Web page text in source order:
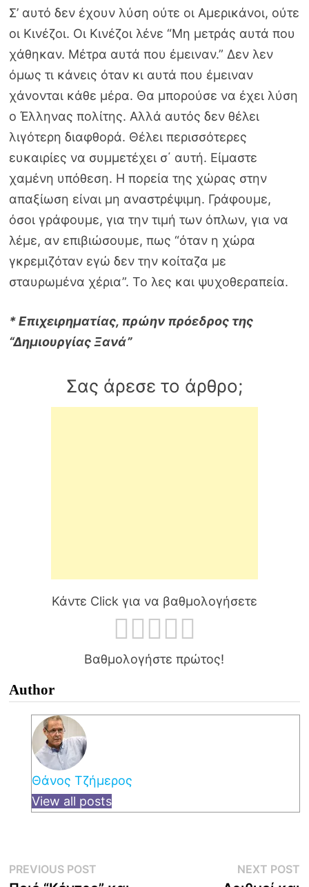
Σ’ αυτό δεν έχουν λύση ούτε οι Αμερικάνοι, ούτε
οι Κινέζοι. Οι Κινέζοι λένε “Μη μετράς αυτά που
χάθηκαν. Μέτρα αυτά που έμειναν.” Δεν λεν
όμως τι κάνεις όταν κι αυτά που έμειναν
χάνονται κάθε μέρα. Θα μπορούσε να έχει λύση
ο Έλληνας πολίτης. Αλλά αυτός δεν θέλει
λιγότερη διαφθορά. Θέλει περισσότερες
ευκαιρίες να συμμετέχει σ΄ αυτή. Είμαστε
χαμένη υπόθεση. Η πορεία της χώρας στην
απαξίωση είναι μη αναστρέψιμη. Γράφουμε,
όσοι γράφουμε, για την τιμή των όπλων, για να
λέμε, αν επιβιώσουμε, πως “όταν η χώρα
γκρεμιζόταν εγώ δεν την κοίταζα με
σταυρωμένα χέρια”. Το λες και ψυχοθεραπεία.
* Επιχειρηματίας, πρώην πρόεδρος της
“Δημιουργίας Ξανά”
Σας άρεσε το άρθρο;
Κάντε Click για να βαθμολογήσετε
Βαθμολογήστε πρώτος!
Author
Θάνος Τζήμερος
View all posts
Post
PREVIOUS POSTPrevious
NEXT POST